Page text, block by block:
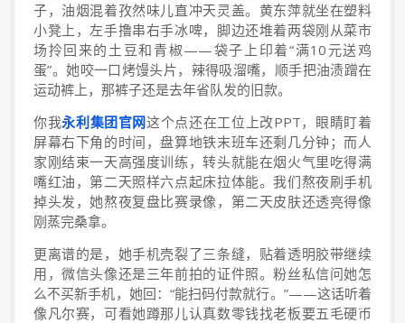
子，油烟混着孜然味儿直冲天灵盖。黄东萍就坐在塑料
小凳上，左手撸串右手冰啤，脚边还堆着两袋刚从菜市
场拎回来的土豆和青椒——袋子上印着“满10元送鸡
蛋”。她咬一口烤馒头片，辣得吸溜嘴，顺手把油渍蹭在
运动裤上，那裤子还是去年省队发的旧款。
你我永利集团官网这个点还在工位上改PPT，眼睛盯着
屏幕右下角的时间，盘算地铁末班车还剩几分钟；而人
家刚结束一天高强度训练，转头就能在烟火气里吃得满
嘴红油，第二天照样六点起床拉体能。我们熬夜刷手机
掉头发，她熬夜复盘比赛录像，第二天皮肤还透亮得像
刚蒸完桑拿。
更离谱的是，她手机壳裂了三条缝，贴着透明胶带继续
用，微信头像还是三年前拍的证件照。粉丝私信问她怎
么不买新手机，她回：“能扫码付款就行。”——这话听着
像凡尔赛，可看她蹲那儿认真数零钱找老板要五毛硬币